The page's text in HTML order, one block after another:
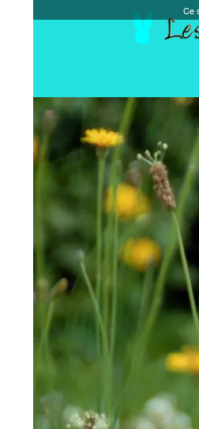
https://
Ce site et des sites tiers qu'il utilise collectent des